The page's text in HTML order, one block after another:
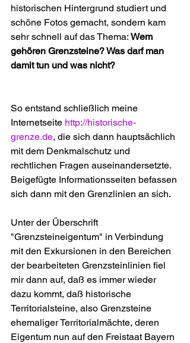
historischen Hintergrund studiert und
schöne Fotos gemacht, sondern kam
sehr schnell auf das Thema: Wem
gehören Grenzsteine? Was darf man
damit tun und was nicht?
So entstand schließlich meine
Internetseite http://historische-
grenze.de, die sich dann hauptsächlich
mit dem Denkmalschutz und
rechtlichen Fragen auseinandersetzte.
Beigefügte Informationsseiten befassen
sich dann mit den Grenzlinien an sich.
Unter der Überschrift
"Grenzsteineigentum" in Verbindung
mit den Exkursionen in den Bereichen
der bearbeiteten Grenzsteinlinien fiel
mir dann auf, daß es immer wieder
dazu kommt, daß historische
Territorialsteine, also Grenzsteine
ehemaliger Territorialmächte, deren
Eigentum nun auf den Freistaat Bayern